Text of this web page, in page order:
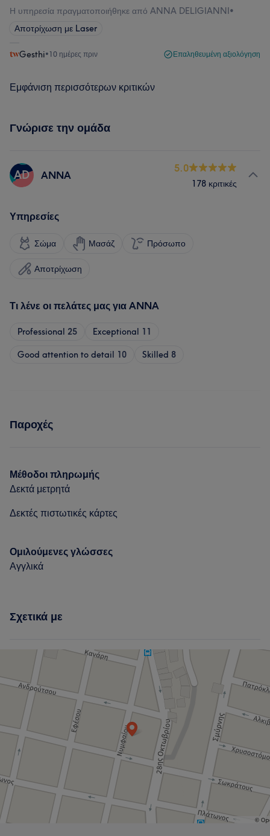
Η υπηρεσία πραγματοποιήθηκε από ANNA DELIGIANNI•
Αποτρίχωση με Laser
Gesthi•10 ημέρες πριν Επαληθευμένη αξιολόγηση
Εμφάνιση περισσότερων κριτικών
Γνώρισε την ομάδα
AD ANNA
5.0
178 κριτικές
Υπηρεσίες
Σώμα Μασάζ Πρόσωπο
Αποτρίχωση
Τι λένε οι πελάτες μας για ANNA
Professional 25 Exceptional 11
Good attention to detail 10 Skilled 8
Παροχές
Μέθοδοι πληρωμής
Δεκτά μετρητά
Δεκτές πιστωτικές κάρτες
Ομιλούμενες γλώσσες
Αγγλικά
Σχετικά με